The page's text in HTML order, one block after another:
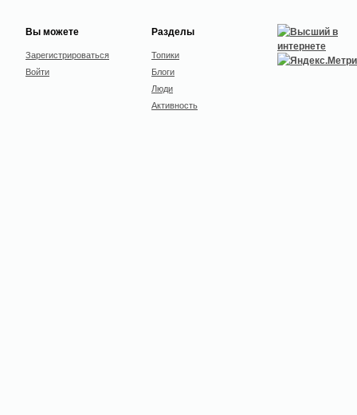
Вы можете
Зарегистрироваться
Войти
Разделы
Топики
Блоги
Люди
Активность